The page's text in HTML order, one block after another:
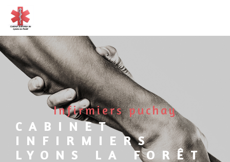
infirmiers puchay
CABINET
INFIRMIERS
LYONS LA FORÊT
Panneau de gestion des cookies